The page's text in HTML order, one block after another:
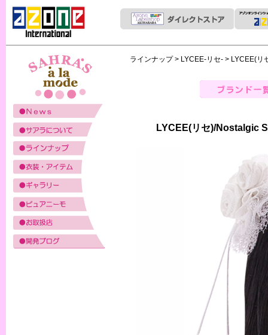
ラインナップ> LYCEE-リセ- > LYCEE(リ
LYCEE(リセ)/Nostalgic